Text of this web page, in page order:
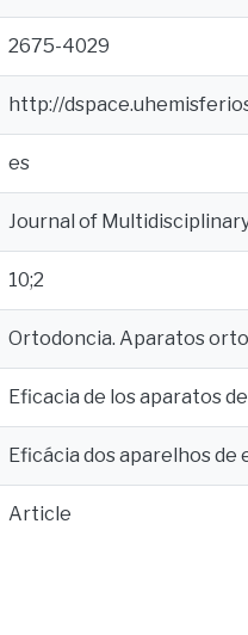
2675-4029
http://
es
Journal of
10;2
Ortodoncia. Aparatos
Eficacia de los aparatos
Eficácia dos aparelhos de
Article